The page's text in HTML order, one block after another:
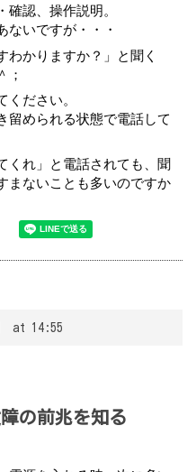
認、操作説明。
ないですが・・・
わかりますか？」と聞く
；
ださい。
留められる状態で電話して
くれ」と電話されても、聞
まないことも多いのですか
at 14:55
障の前兆を知る